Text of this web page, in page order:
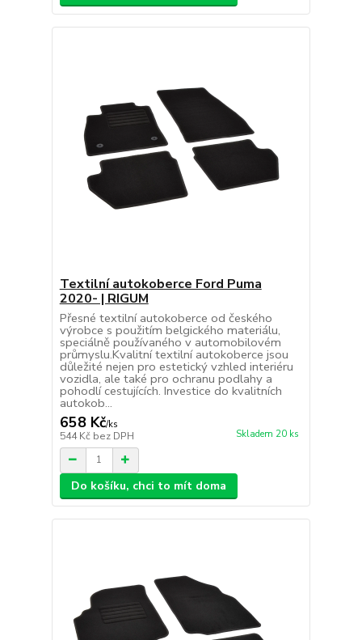
Textilní autokoberce Ford Puma
2020- | RIGUM
Přesné textilní autokoberce od českého
výrobce s použitím belgického materiálu,
speciálně používaného v automobilovém
průmyslu.Kvalitní textilní autokoberce jsou
důležité nejen pro estetický vzhled interiéru
vozidla, ale také pro ochranu podlahy a
pohodlí cestujících. Investice do kvalitních
autokob...
658 Kč/ks
544 Kč bez DPH Skladem 20 ks
Do košíku, chci to mít doma